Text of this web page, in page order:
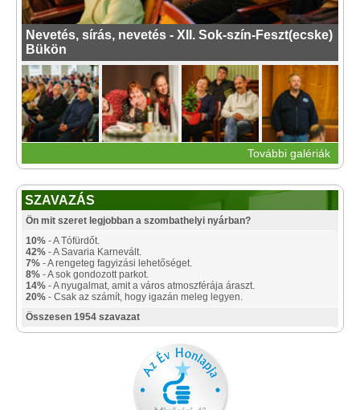
Nevetés, sírás, nevetés - XII. Sok-szín-Feszt(ecske)
Bükön
További galériák
SZAVAZÁS
Ön mit szeret legjobban a szombathelyi nyárban?
10% - A Tófürdőt.
42% - A Savaria Karnevált.
7% - A rengeteg fagyizási lehetőséget.
8% - A sok gondozott parkot.
14% - A nyugalmat, amit a város atmoszférája áraszt.
20% - Csak az számít, hogy igazán meleg legyen.
Összesen 1954 szavazat